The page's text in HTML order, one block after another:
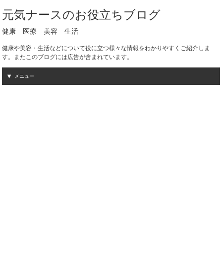
元気ナースのお役立ちブログ
健康 医療 美容 生活
健康や美容・生活などについて役に立つ様々な情報をわかりやすくご紹介しま
す。またこのブログには広告が含まれています。
メニュー